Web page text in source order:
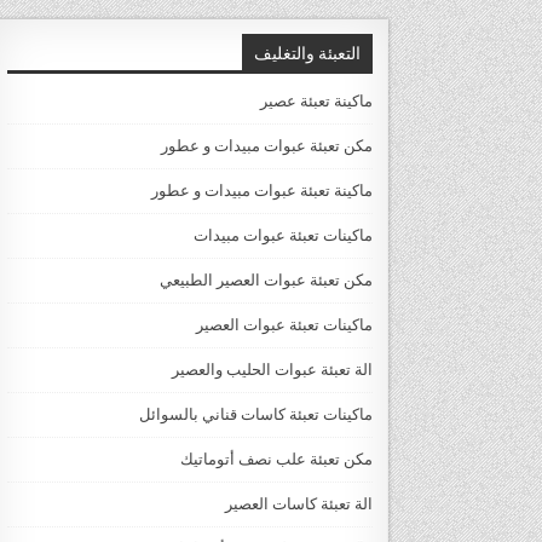
التعبئة والتغليف
ماكينة تعبئة عصير
مكن تعبئة عبوات مبيدات و عطور
ماكينة تعبئة عبوات مبيدات و عطور
ماكينات تعبئة عبوات مبيدات
مكن تعبئة عبوات العصير الطبيعي
ماكينات تعبئة عبوات العصير
الة تعبئة عبوات الحليب والعصير
ماكينات تعبئة كاسات قناني بالسوائل
مكن تعبئة علب نصف أتوماتيك
الة تعبئة كاسات العصير